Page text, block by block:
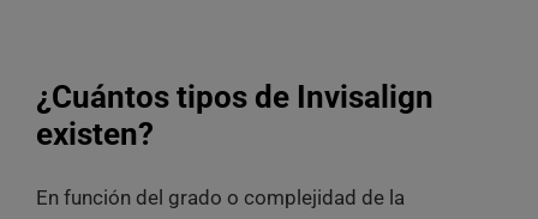
¿Cuántos tipos de Invisalign
existen?
En función del grado o complejidad de la